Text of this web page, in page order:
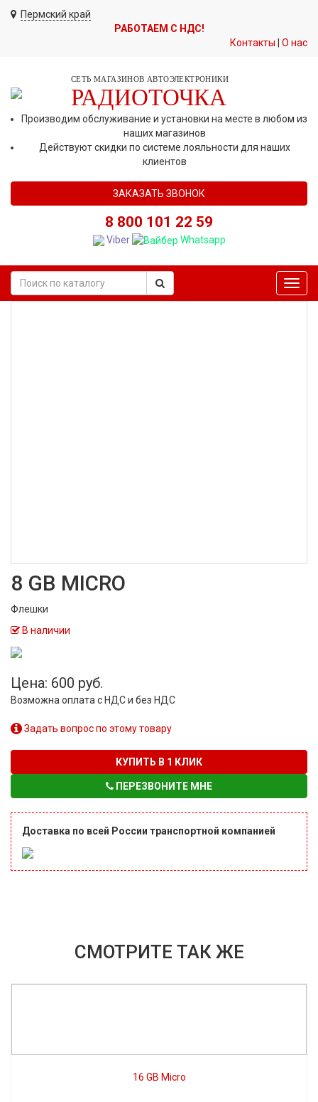
Пермский край
РАБОТАЕМ С НДС!
Контакты
О нас
СЕТЬ МАГАЗИНОВ АВТОЭЛЕКТРОНИКИ
РАДИОТОЧКА
Производим обслуживание и установки на месте в любом из
наших магазинов
Действуют скидки по системе лояльности для наших
клиентов
ЗАКАЗАТЬ ЗВОНОК
8 800 101 22 59
Viber Whatsapp
8 GB MICRO
Флешки
В наличии
Цена: 600 руб.
Возможна оплата с НДС и без НДС
Задать вопрос по этому товару
КУПИТЬ В 1 КЛИК
ПЕРЕЗВОНИТЕ МНЕ
Доставка по всей России транспортной компанией
СМОТРИТЕ ТАК ЖЕ
16 GB Micro